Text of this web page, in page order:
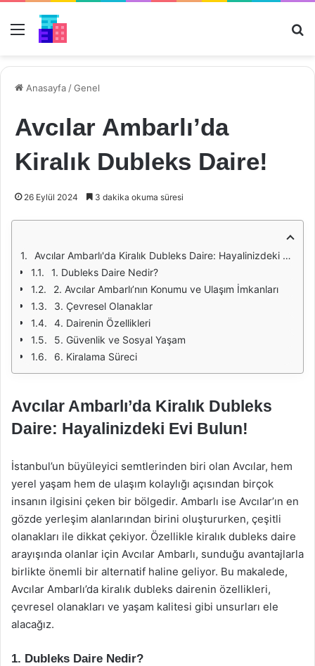
Menü
Anasayfa /Genel
Avcılar Ambarlı’da
Kiralık Dubleks Daire!
26 Eylül 2024 3 dakika okuma süresi
Avcılar Ambarlı'da Kiralık Dubleks Daire: Hayalinizdeki Evi Bulun!
1. Dubleks Daire Nedir?
2. Avcılar Ambarlı’nın Konumu ve Ulaşım İmkanları
3. Çevresel Olanaklar
4. Dairenin Özellikleri
5. Güvenlik ve Sosyal Yaşam
6. Kiralama Süreci
Avcılar Ambarlı’da Kiralık Dubleks
Daire: Hayalinizdeki Evi Bulun!
İstanbul’un büyüleyici semtlerinden biri olan Avcılar, hem
yerel yaşam hem de ulaşım kolaylığı açısından birçok
insanın ilgisini çeken bir bölgedir. Ambarlı ise Avcılar’ın en
gözde yerleşim alanlarından birini oluştururken, çeşitli
olanakları ile dikkat çekiyor. Özellikle kiralık dubleks daire
arayışında olanlar için Avcılar Ambarlı, sunduğu avantajlarla
birlikte önemli bir alternatif haline geliyor. Bu makalede,
Avcılar Ambarlı’da kiralık dubleks dairenin özellikleri,
çevresel olanakları ve yaşam kalitesi gibi unsurları ele
alacağız.
1. Dubleks Daire Nedir?